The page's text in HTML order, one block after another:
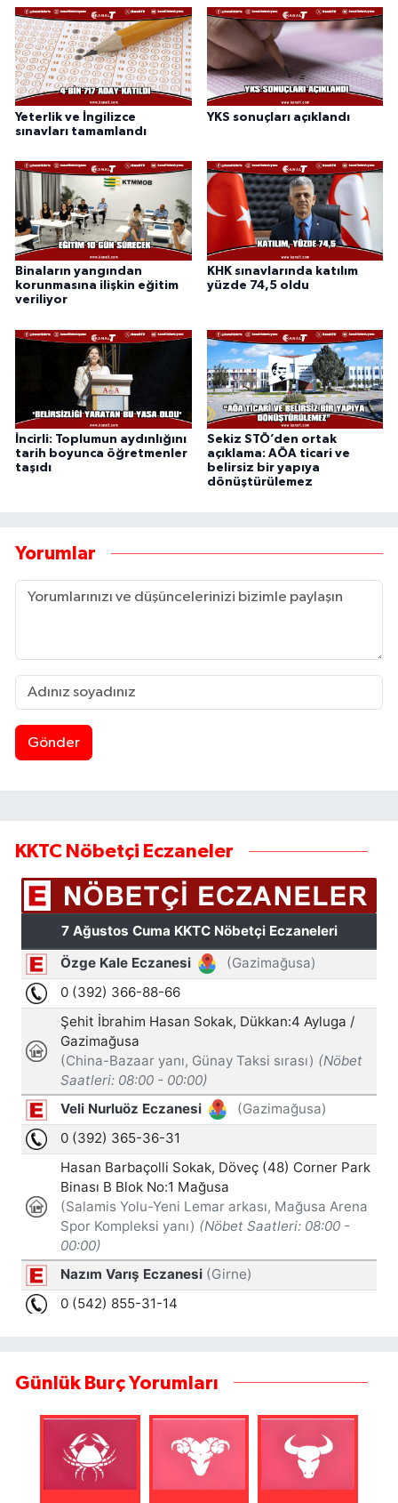
Yeterlik ve İngilizce
sınavları tamamlandı
YKS sonuçları açıklandı
Binaların yangından
korunmasına ilişkin eğitim
veriliyor
KHK sınavlarında katılım
yüzde 74,5 oldu
İncirli: Toplumun aydınlığını
tarih boyunca öğretmenler
taşıdı
Sekiz STÖ’den ortak
açıklama: AÖA ticari ve
belirsiz bir yapıya
dönüştürülemez
Yorumlar
Gönder
KKTC Nöbetçi Eczaneler
Günlük Burç Yorumları